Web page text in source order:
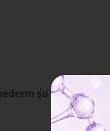
รุ่น Volift 1 ซีซี